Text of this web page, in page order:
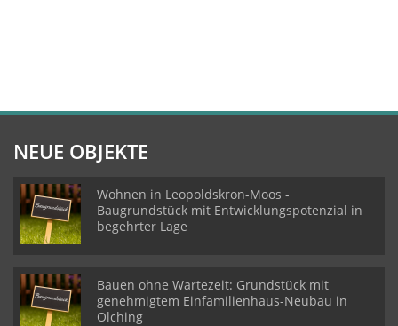
NEUE OBJEKTE
Wohnen in Leopoldskron-Moos -
Baugrundstück mit Entwicklungspotenzial in
begehrter Lage
Bauen ohne Wartezeit: Grundstück mit
genehmigtem Einfamilienhaus-Neubau in
Olching